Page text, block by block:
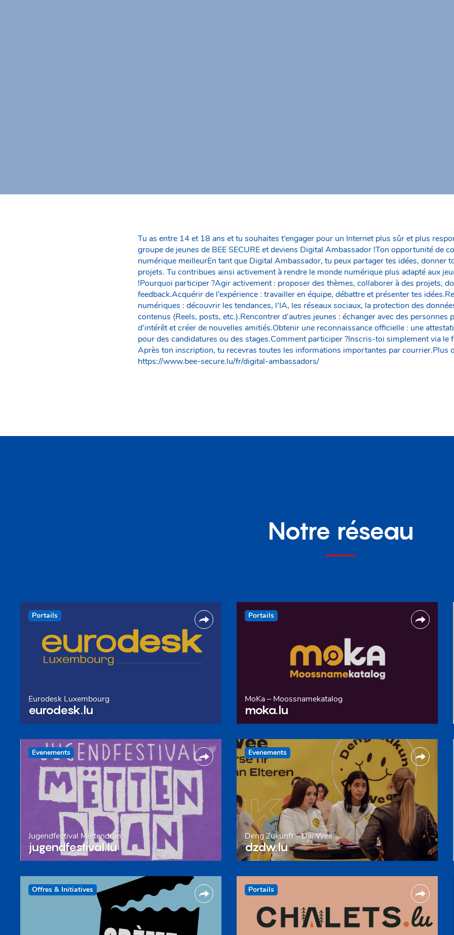
Tu as entre 14 et 18 ans et tu souhaites t’engager pour un Internet plus sûr et plus
groupe de jeunes de BEE SECURE et deviens Digital Ambassador !Ton opportunité de
numérique meilleurEn tant que Digital Ambassador, tu peux partager tes idées, donner
projets. Tu contribues ainsi activement à rendre le monde numérique plus adapté aux
!Pourquoi participer ?Agir activement : proposer des thèmes, collaborer à des projets,
feedback.Acquérir de l’expérience : travailler en équipe, débattre et présenter tes
numériques : découvrir les tendances, l’IA, les réseaux sociaux, la protection des
contenus (Reels, posts, etc.).Rencontrer d’autres jeunes : échanger avec des personnes
d’intérêt et créer de nouvelles amitiés.Obtenir une reconnaissance officielle : une
pour des candidatures ou des stages.Comment participer ?Inscris-toi simplement via le
Après ton inscription, tu recevras toutes les informations importantes par courrier.Plus
https://www.bee-secure.lu/fr/digital-ambassadors/
Notre réseau
Portails
Eurodesk Luxembourg
eurodesk.lu
Portails
MoKa – Moossnamekatalog
moka.lu
Evenements
Jugendfestival Mëttendran
jugendfestival.lu
Evenements
Deng Zukunft – Däi Wee
dzdw.lu
Offres & Initiatives Portails